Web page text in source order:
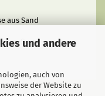
und andere
auch von
der Website zu
aus Sand